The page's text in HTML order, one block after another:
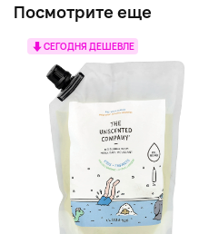
Посмотрите еще
СЕГОДНЯ ДЕШЕВЛЕ